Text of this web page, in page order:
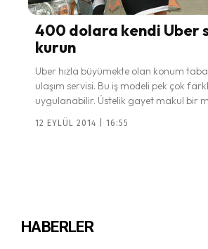
400 dolara kendi Uber
kurun
Uber hızla büyümekte olan konum
ulaşım servisi. Bu iş modeli pek çok
uygulanabilir. Üstelik gayet makul bir
12 EYLÜL 2014 | 16:55
HABERLER